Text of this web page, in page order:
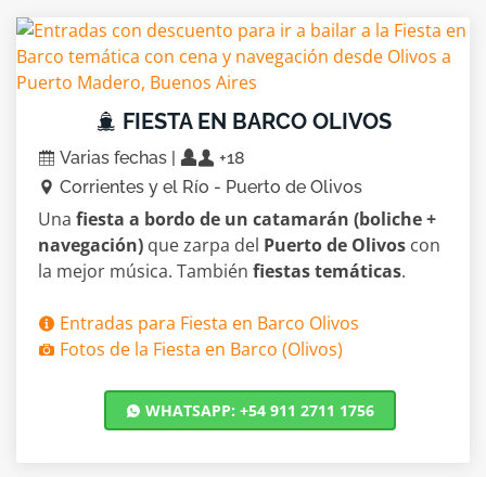
FIESTA EN BARCO OLIVOS
Varias fechas |
+18
Corrientes y el Río - Puerto de Olivos
Una fiesta a bordo de un catamarán (boliche +
navegación) que zarpa del Puerto de Olivos con
la mejor música. También fiestas temáticas.
Entradas para Fiesta en Barco Olivos
Fotos de la Fiesta en Barco (Olivos)
WHATSAPP: +54 911 2711 1756